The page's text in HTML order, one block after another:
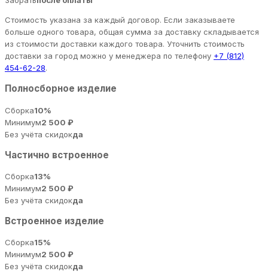
Стоимость указана за каждый договор. Если заказываете
больше одного товара, общая сумма за доставку складывается
из стоимости доставки каждого товара. Уточнить стоимость
доставки за город можно у менеджера по телефону +7 (812)
454-62-28.
Полносборное изделие
Сборка10%
Минимум2 500 ₽
Без учёта скидокда
Частично встроенное
Сборка13%
Минимум2 500 ₽
Без учёта скидокда
Встроенное изделие
Сборка15%
Минимум2 500 ₽
Без учёта скидокда